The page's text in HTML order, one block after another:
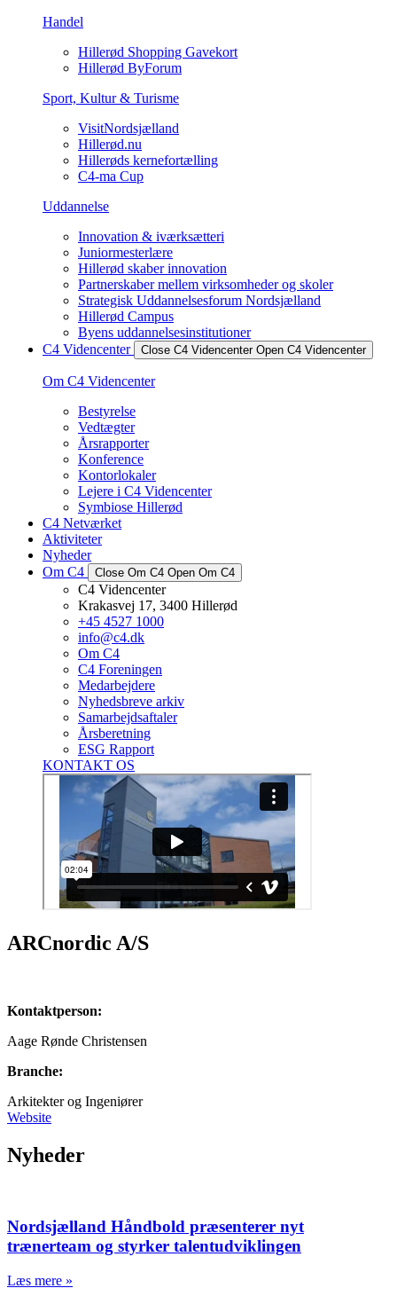
Handel
Hillerød Shopping Gavekort
Hillerød ByForum
Sport, Kultur & Turisme
VisitNordsjælland
Hillerød.nu
Hillerøds kernefortælling
C4-ma Cup
Uddannelse
Innovation & iværksætteri
Juniormesterlære
Hillerød skaber innovation
Partnerskaber mellem virksomheder og skoler
Strategisk Uddannelsesforum Nordsjælland
Hillerød Campus
Byens uddannelsesinstitutioner
C4 Videncenter
Close C4 Videncenter Open C4 Videncenter
Om C4 Videncenter
Bestyrelse
Vedtægter
Årsrapporter
Konference
Kontorlokaler
Lejere i C4 Videncenter
Symbiose Hillerød
C4 Netværket
Aktiviteter
Nyheder
Om C4
Close Om C4 Open Om C4
C4 Videncenter
Krakasvej 17, 3400 Hillerød
+45 4527 1000
info@c4.dk
Om C4
C4 Foreningen
Medarbejdere
Nyhedsbreve arkiv
Samarbejdsaftaler
Årsberetning
ESG Rapport
KONTAKT OS
ARCnordic A/S
Kontaktperson:
Aage Rønde Christensen
Branche:
Arkitekter og Ingeniører
Website
Nyheder
Nordsjælland Håndbold præsenterer nyt
trænerteam og styrker talentudviklingen
Læs mere »